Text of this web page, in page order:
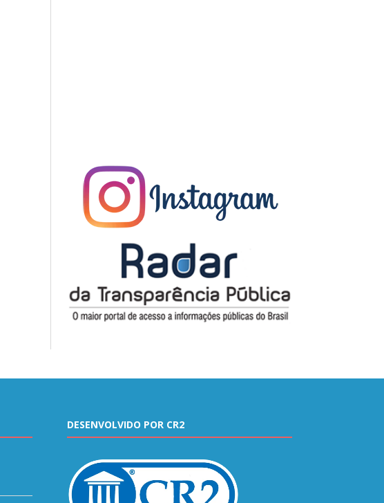
DESENVOLVIDO POR CR2